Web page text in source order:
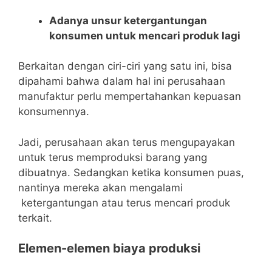
Adanya unsur ketergantungan
konsumen untuk mencari produk lagi
Berkaitan dengan ciri-ciri yang satu ini, bisa
dipahami bahwa dalam hal ini perusahaan
manufaktur perlu mempertahankan kepuasan
konsumennya.
Jadi, perusahaan akan terus mengupayakan
untuk terus memproduksi barang yang
dibuatnya. Sedangkan ketika konsumen puas,
nantinya mereka akan mengalami
ketergantungan atau terus mencari produk
terkait.
Elemen-elemen biaya produksi